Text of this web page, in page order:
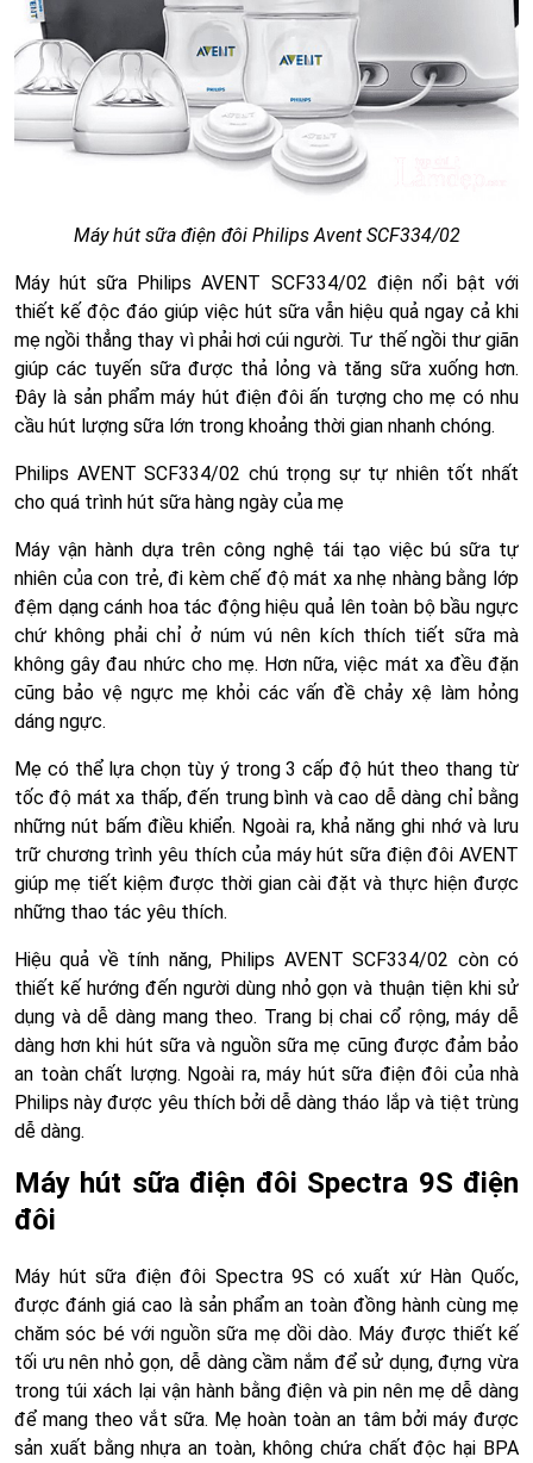
Máy hút sữa điện đôi Philips Avent SCF334/02
Máy hút sữa Philips AVENT SCF334/02 điện nổi bật với
thiết kế độc đáo giúp việc hút sữa vẫn hiệu quả ngay cả khi
mẹ ngồi thẳng thay vì phải hơi cúi người. Tư thế ngồi thư giãn
giúp các tuyến sữa được thả lỏng và tăng sữa xuống hơn.
Đây là sản phẩm máy hút điện đôi ấn tượng cho mẹ có nhu
cầu hút lượng sữa lớn trong khoảng thời gian nhanh chóng.
Philips AVENT SCF334/02 chú trọng sự tự nhiên tốt nhất
cho quá trình hút sữa hàng ngày của mẹ
Máy vận hành dựa trên công nghệ tái tạo việc bú sữa tự
nhiên của con trẻ, đi kèm chế độ mát xa nhẹ nhàng bằng lớp
đệm dạng cánh hoa tác động hiệu quả lên toàn bộ bầu ngực
chứ không phải chỉ ở núm vú nên kích thích tiết sữa mà
không gây đau nhức cho mẹ. Hơn nữa, việc mát xa đều đặn
cũng bảo vệ ngực mẹ khỏi các vấn đề chảy xệ làm hỏng
dáng ngực.
Mẹ có thể lựa chọn tùy ý trong 3 cấp độ hút theo thang từ
tốc độ mát xa thấp, đến trung bình và cao dễ dàng chỉ bằng
những nút bấm điều khiển. Ngoài ra, khả năng ghi nhớ và lưu
trữ chương trình yêu thích của máy hút sữa điện đôi AVENT
giúp mẹ tiết kiệm được thời gian cài đặt và thực hiện được
những thao tác yêu thích.
Hiệu quả về tính năng, Philips AVENT SCF334/02 còn có
thiết kế hướng đến người dùng nhỏ gọn và thuận tiện khi sử
dụng và dễ dàng mang theo. Trang bị chai cổ rộng, máy dễ
dàng hơn khi hút sữa và nguồn sữa mẹ cũng được đảm bảo
an toàn chất lượng. Ngoài ra, máy hút sữa điện đôi của nhà
Philips này được yêu thích bởi dễ dàng tháo lắp và tiệt trùng
dễ dàng.
Máy hút sữa điện đôi Spectra 9S điện
đôi
Máy hút sữa điện đôi Spectra 9S có xuất xứ Hàn Quốc,
được đánh giá cao là sản phẩm an toàn đồng hành cùng mẹ
chăm sóc bé với nguồn sữa mẹ dồi dào. Máy được thiết kế
tối ưu nên nhỏ gọn, dễ dàng cầm nắm để sử dụng, đựng vừa
trong túi xách lại vận hành bằng điện và pin nên mẹ dễ dàng
để mang theo vắt sữa. Mẹ hoàn toàn an tâm bởi máy được
sản xuất bằng nhựa an toàn, không chứa chất độc hại BPA